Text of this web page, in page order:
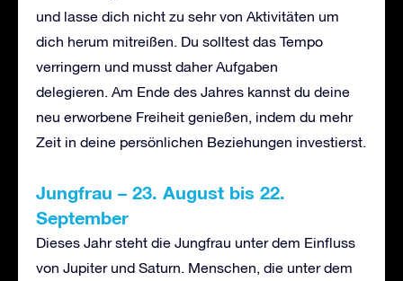
und lasse dich nicht zu sehr von Aktivitäten um
dich herum mitreißen. Du solltest das Tempo
verringern und musst daher Aufgaben
delegieren. Am Ende des Jahres kannst du deine
neu erworbene Freiheit genießen, indem du mehr
Zeit in deine persönlichen Beziehungen investierst.
Jungfrau – 23. August bis 22.
September
Dieses Jahr steht die Jungfrau unter dem Einfluss
von Jupiter und Saturn. Menschen, die unter dem